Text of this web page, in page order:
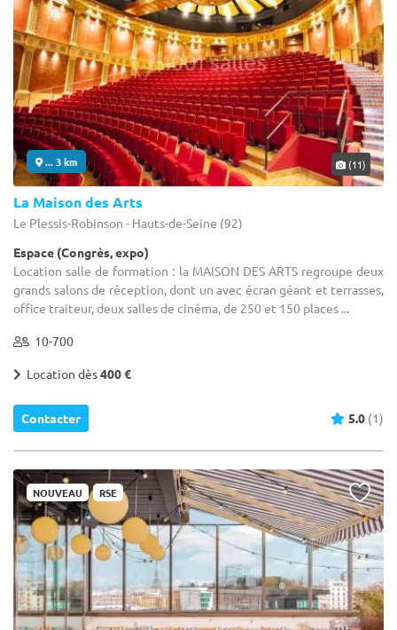
... 3 km (11)
La Maison des Arts
Le Plessis-Robinson - Hauts-de-Seine (92)
Espace (Congrès, expo)
Location salle de formation : la MAISON DES ARTS regroupe deux
grands salons de réception, dont un avec écran géant et terrasses,
office traiteur, deux salles de cinéma, de 250 et 150 places ...
10-700
Location dès400 €
Contacter 5.0 (1)
NOUVEAU RSE